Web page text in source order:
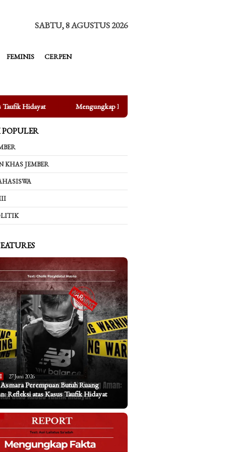
SABTU, 8 AGUSTUS 2026
FEMINIS CERPEN
Mengungkap Fakta di Balik Bertenggernya UMKM di Depan Kampus
KHAS JEMBER
27 Juni 2026
Perempuan Butuh Ruang
Refleksi atas Kasus Taufik Hidayat